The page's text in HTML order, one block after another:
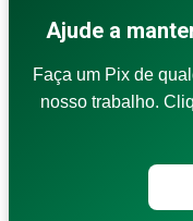
Ajude a
Faça um Pix de
nosso trabalho.